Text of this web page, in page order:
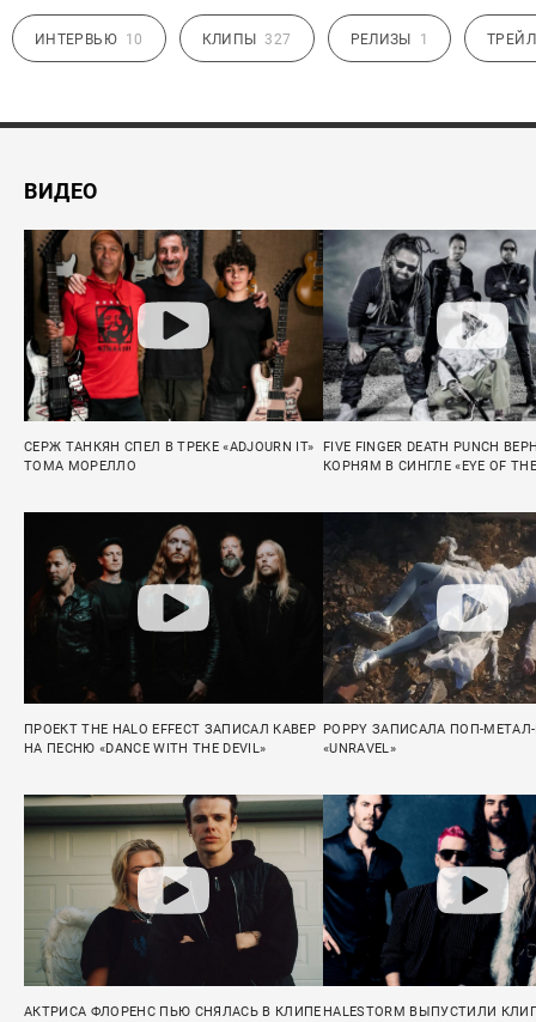
ИНТЕРВЬЮ 10 КЛИПЫ 327 РЕЛИЗЫ 1
ВИДЕО
СЕРЖ ТАНКЯН СПЕЛ В ТРЕКЕ «ADJOURN IT»
ТОМА МОРЕЛЛО
FIVE FINGER DEATH PUNCH
КОРНЯМ В СИНГЛЕ «EYE OF
ПРОЕКТ THE HALO EFFECT ЗАПИСАЛ КАВЕР
НА ПЕСНЮ «DANCE WITH THE DEVIL»
POPPY ЗАПИСАЛА ПОП-
«UNRAVEL»
АКТРИСА ФЛОРЕНС ПЬЮ СНЯЛАСЬ В КЛИПЕ HALESTORM ВЫПУСТИЛИ